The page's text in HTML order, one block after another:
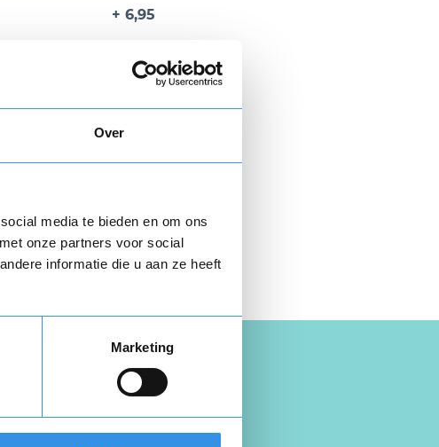
Over
media te bieden en om ons
onze partners voor social
informatie die u aan ze heeft
Marketing
+ 6,95
van € 9,95.
hier gratis je
opzegbrief